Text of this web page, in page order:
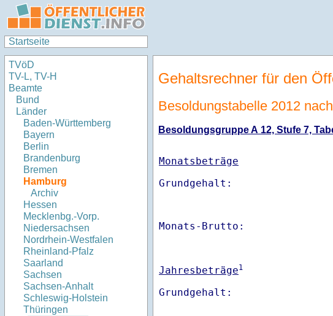
Startseite
TVöD
TV-L, TV-H
Beamte
Bund
Länder
Baden-Württemberg
Bayern
Berlin
Brandenburg
Bremen
Hamburg
Archiv
Hessen
Mecklenbg.-Vorp.
Niedersachsen
Nordrhein-Westfalen
Rheinland-Pfalz
Saarland
Sachsen
Sachsen-Anhalt
Schleswig-Holstein
Thüringen
Gehaltsrechner für den
Besoldungstabelle 2012
Besoldungsgruppe A 12, Stufe 7,
Monatsbeträge
Monats-Brutto:
Jahresbeträge1